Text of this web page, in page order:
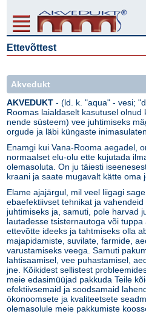
Ettevõttest
Akvedukt
AKVEDUKT - (ld. k. "aqua" - vesi;
Roomas laialdaselt kasutusel olnud
nende süsteem) vee juhtimiseks
orgude ja läbi küngaste
Enamgi kui Vana-Rooma aegadel,
normaalset elu-olu ette kujutada
olemasoluta. On ju täiesti
kraani ja saate mugavalt kätte oma
Elame ajajärgul, mil veel liigagi
ebaefektiivset tehnikat ja
juhtimiseks ja, samuti, pole harvad
lautadesse tsisternautoga või
ettevõtte ideeks ja tahtmiseks olla
majapidamiste, suvilate, farmide,
varustamiseks veega. Samuti
lahtisaamisel, vee puhastamisel,
jne. Kõikidest sellistest
meie edasimüüjad pakkuda Teile
efektiivsemaid ja soodsamaid
ökonoomsete ja kvaliteetsete
olemasolule meie pakkumiste